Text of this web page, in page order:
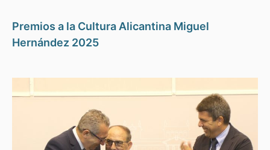
Premios a la Cultura Alicantina Miguel
Hernández 2025